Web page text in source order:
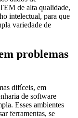
de alta qualidade,
intelectual, para que
variedade de
problemas
difíceis, em
de software
Esses ambientes
ferramentas, se